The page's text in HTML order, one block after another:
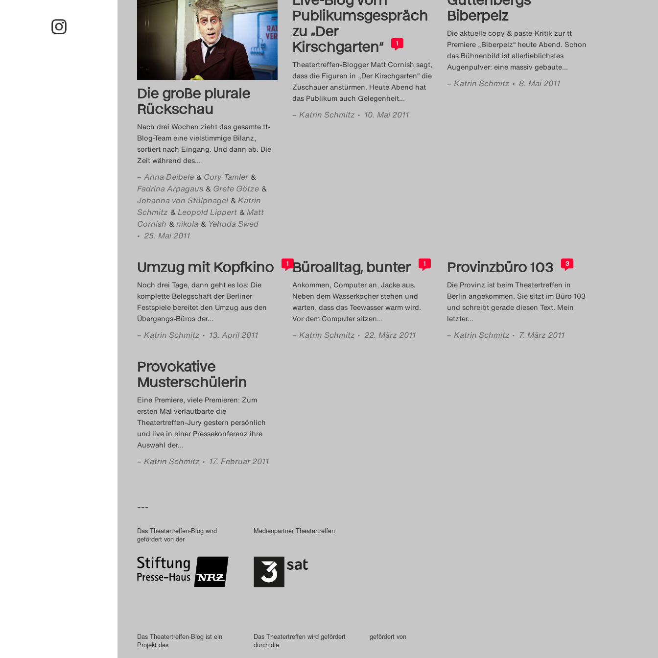
Die große plurale
Rückschau
Nach drei Wochen zieht das gesamte tt-
Blog-Team eine vielstimmige Bilanz,
sortiert nach Eingang. Und dann ab. Die
Zeit während des…
– Anna Deibele & Cory Tamler &
Fadrina Arpagaus & Grete Götze &
Johanna von Stülpnagel &Katrin
Schmitz &Leopold Lippert &Matt
Cornish &nikola & Yehuda Swed
• 25. Mai 2011
Publikumsgespräch
zu „Der
Kirschgarten“
1
Theatertreffen-Blogger Matt Cornish sagt,
dass die Figuren in „Der Kirschgarten“ die
Zuschauer anstürmen. Heute Abend hat
das Publikum auch Gelegenheit…
– Katrin Schmitz • 10. Mai 2011
Biberpelz
Die aktuelle copy & paste-Kritik zur tt
Premiere „Biberpelz“ heute Abend. Schon
das Bühnenbild ist allerlieblichstes
Augenpulver: eine massiv gebaute…
– Katrin Schmitz • 8. Mai 2011
Umzug mit Kopfkino 1
Noch drei Tage, dann geht es los: Die
komplette Belegschaft der Berliner
Festspiele bereitet den Umzug aus den
Übergangs-Büros der…
– Katrin Schmitz • 13. April 2011
Büroalltag, bunter 1
Ankommen, Computer an, Jacke aus.
Neben dem Wasserkocher stehen und
warten, dass das Teewasser warm wird.
Vor dem Computer sitzen…
– Katrin Schmitz • 22. März 2011
Provinzbüro 103 3
Die Provinz ist beim Theatertreffen in
Berlin angekommen. Sie sitzt im Büro 103
und schreibt gerade diesen Text. Mein
letzter…
– Katrin Schmitz • 7. März 2011
Provokative
Musterschülerin
Eine Premiere, viele Premieren: Zum
ersten Mal verlautbarte die
Theatertreffen-Jury gestern persönlich
und live in einer Pressekonferenz ihre
Auswahl der…
– Katrin Schmitz • 17. Februar 2011
–––
Das Theatertreffen-Blog wird
gefördert von der
Medienpartner Theatertreffen
Das Theatertreffen-Blog ist ein
Projekt des
Das Theatertreffen wird gefördert
durch die
gefördert von